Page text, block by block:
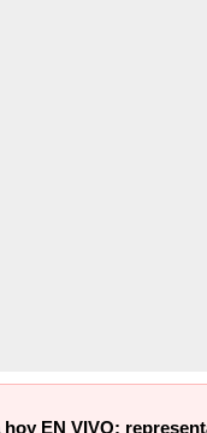
EN VIVO: